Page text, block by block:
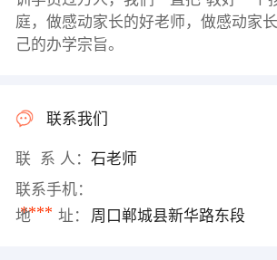
庭，做感动家长的好老师，做感动家
己的办学宗旨。
联系我们
联 系 人： 石老师
联系手机：
****
地 址： 周口郸城县新华路东段